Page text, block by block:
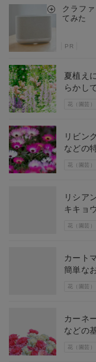
クラフ
てみた
PR
花（園芸）
夏植え
らかし
花（園芸）
リビン
などの
花（園芸）
リシア
キキョ
花（園芸）
カート
簡単な
花（園芸）
カーネ
などの